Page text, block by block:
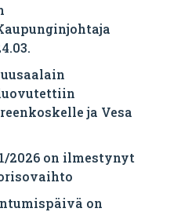
ja Vesa
2026 on ilmestynyt
on